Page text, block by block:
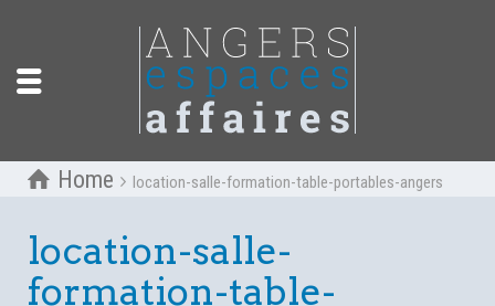
Home location-salle-formation-table-portables-angers
location-salle-
formation-table-